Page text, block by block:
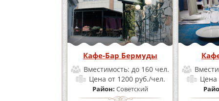
Кафе-Бар Бермуды
Вместимость: до 160 чел.
Цена от 1200 руб./чел.
Район: Советский
Цена